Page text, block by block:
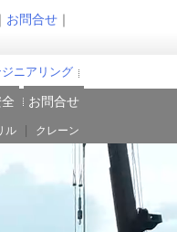
｜ お問合せ ｜
ニアリング
お問合せ
ル | クレーン